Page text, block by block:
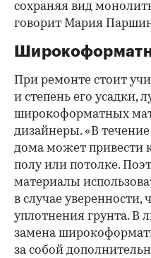
сохраняя вид
говорит Мария
При ремонте стоит
и степень его усадки,
широкоформатных
дизайнеры. «В
дома может привести
полу или потолке.
материалы
в случае уверенности,
уплотнения грунта. В
замена
за собой